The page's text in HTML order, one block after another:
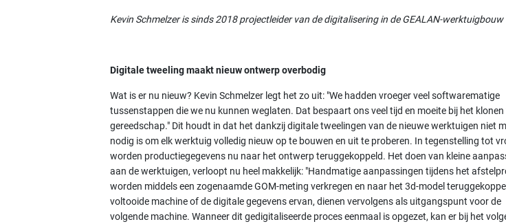
Kevin Schmelzer is sinds 2018 projectleider van de digitalisering in de GEALAN-werktuigbouw​
Digitale tweeling maakt nieuw ontwerp overbodig
Wat is er nu nieuw? Kevin Schmelzer legt het zo uit: "We hadden vroeger veel softwarematige
tussenstappen die we nu kunnen weglaten. Dat bespaart ons veel tijd en moeite bij het klonen
gereedschap." Dit houdt in dat het dankzij digitale tweelingen van de nieuwe werktuigen niet
nodig is om elk werktuig volledig nieuw op te bouwen en uit te proberen. In tegenstelling tot
worden productiegegevens nu naar het ontwerp teruggekoppeld. Het doen van kleine
aan de werktuigen, verloopt nu heel makkelijk: "Handmatige aanpassingen tijdens het
worden middels een zogenaamde GOM-meting verkregen en naar het 3d-model
voltooide machine of de digitale gegevens ervan, dienen vervolgens als uitgangspunt voor de
volgende machine. Wanneer dit gedigitaliseerde proces eenmaal is opgezet, kan er bij het